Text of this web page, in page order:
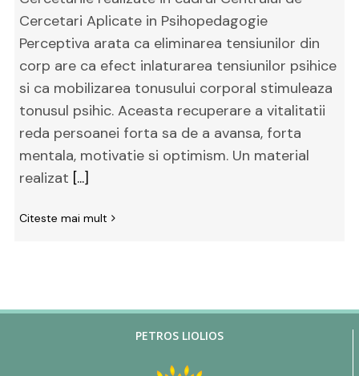
Cercetari Aplicate in Psihopedagogie
Perceptiva arata ca eliminarea tensiunilor din
corp are ca efect inlaturarea tensiunilor psihice
si ca mobilizarea tonusului corporal stimuleaza
tonusul psihic. Aceasta recuperare a vitalitatii
reda persoanei forta sa de a avansa, forta
mentala, motivatie si optimism. Un material
realizat [...]
Citeste mai mult
PETROS LIOLIOS